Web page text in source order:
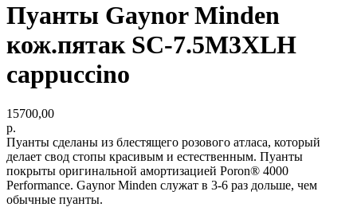
Пуанты Gaynor Minden
кож.пятак SC-7.5M3XLH
cappuccino
15700,00
р.
Пуанты сделаны из блестящего розового атласа, который
делает свод стопы красивым и естественным. Пуанты
покрыты оригинальной амортизацией Poron® 4000
Performance. Gaynor Minden служат в 3-6 раз дольше, чем
обычные пуанты.